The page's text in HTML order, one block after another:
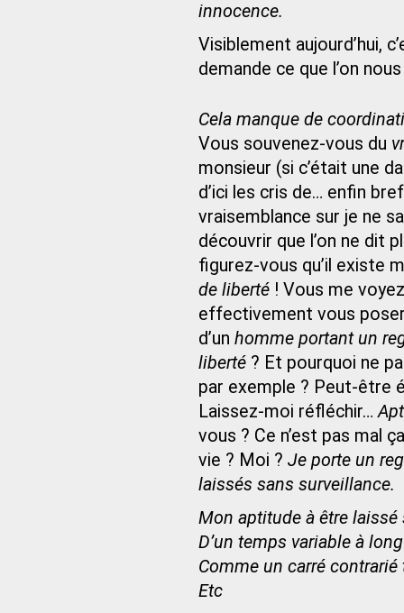
innocence.
Visiblement aujourd’hui,
demande ce que l’on
Cela manque de
Vous souvenez-vous du
monsieur (si c’était une
d’ici les cris de… enfin
vraisemblance sur je ne
découvrir que l’on ne dit
figurez-vous qu’il existe
de liberté ! Vous me
effectivement vous
d’un homme portant un
liberté ? Et pourquoi ne
par exemple ? Peut-être
Laissez-moi réfléchir…
vous ? Ce n’est pas mal
vie ? Moi ? Je porte un
laissés sans surveillance.
Mon aptitude à être
D’un temps variable à
Comme un carré
Etc